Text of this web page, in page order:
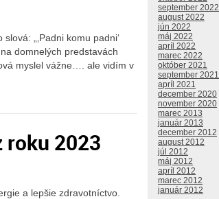
„‚Padni komu padni‘
domnelých predstavách
myslel vážne…. ale vidím v
roku 2023
a lepšie zdravotníctvo.
september 2022
august 2022
jún 2022
máj 2022
apríl 2022
marec 2022
október 2021
september 2021
apríl 2021
december 2020
november 2020
marec 2013
január 2013
december 2012
august 2012
júl 2012
máj 2012
apríl 2012
marec 2012
január 2012